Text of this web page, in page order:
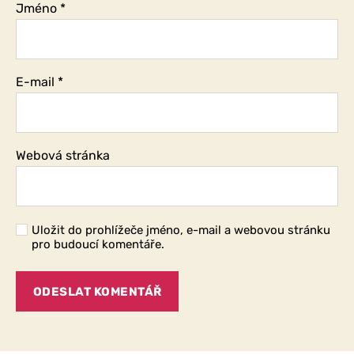
Jméno *
E-mail *
Webová stránka
Uložit do prohlížeče jméno, e-mail a webovou stránku
pro budoucí komentáře.